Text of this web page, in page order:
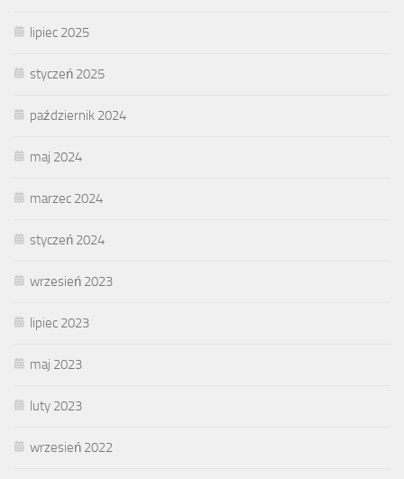
lipiec 2025
styczeń 2025
październik 2024
maj 2024
marzec 2024
styczeń 2024
wrzesień 2023
lipiec 2023
maj 2023
luty 2023
wrzesień 2022